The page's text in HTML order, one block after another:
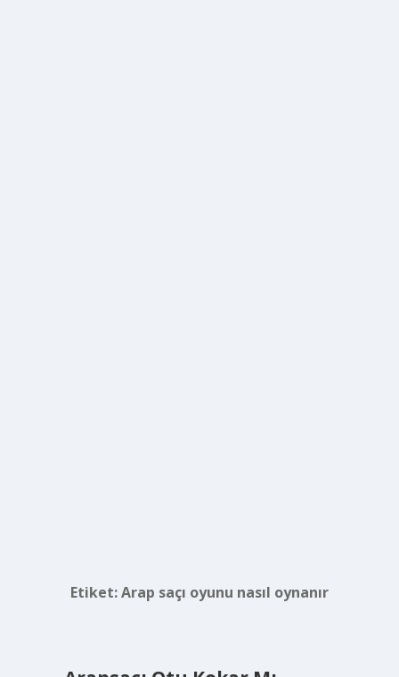
Etiket:Arap saçı oyunu nasıl oynanır